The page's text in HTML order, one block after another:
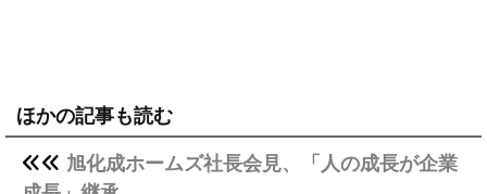
ほかの記事も読む
旭化成ホームズ社長会見、「人の成長が企業